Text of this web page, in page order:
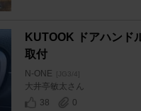
KUTOOK ドアハンド
取付
N-ONE [JG3/4]
大井亭敏太さん
38
0